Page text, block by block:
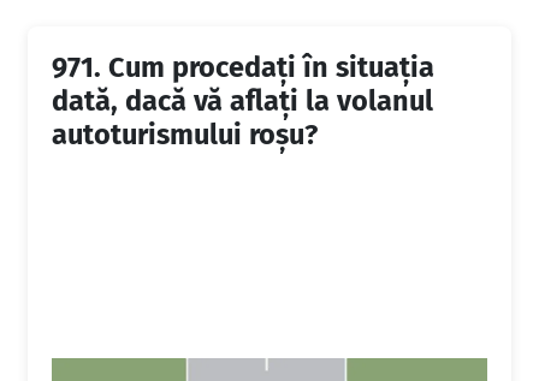
971. Cum procedaţi în situaţia
dată, dacă vă aflaţi la volanul
autoturismului roşu?